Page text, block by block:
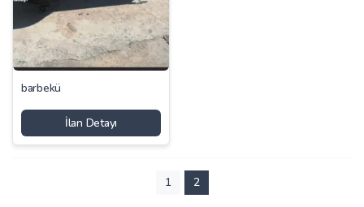
barbekü
İlan Detayı
1 2